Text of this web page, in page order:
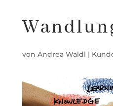
von Andrea Waldl |